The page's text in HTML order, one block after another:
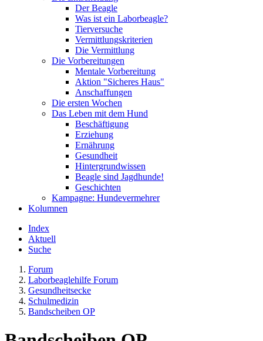
Der Beagle
Was ist ein Laborbeagle?
Tierversuche
Vermittlungskriterien
Die Vermittlung
Die Vorbereitungen
Mentale Vorbereitung
Aktion "Sicheres Haus"
Anschaffungen
Die ersten Wochen
Das Leben mit dem Hund
Beschäftigung
Erziehung
Ernährung
Gesundheit
Hintergrundwissen
Beagle sind Jagdhunde!
Geschichten
Kampagne: Hundevermehrer
Kolumnen
Index
Aktuell
Suche
Forum
Laborbeaglehilfe Forum
Gesundheitsecke
Schulmedizin
Bandscheiben OP